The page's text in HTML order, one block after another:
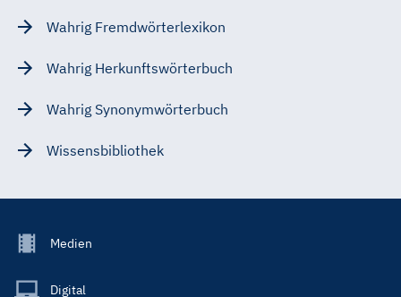
Wahrig Fremdwörterlexikon
Wahrig Herkunftswörterbuch
Wahrig Synonymwörterbuch
Wissensbibliothek
Footer
Main
Medien
Digital